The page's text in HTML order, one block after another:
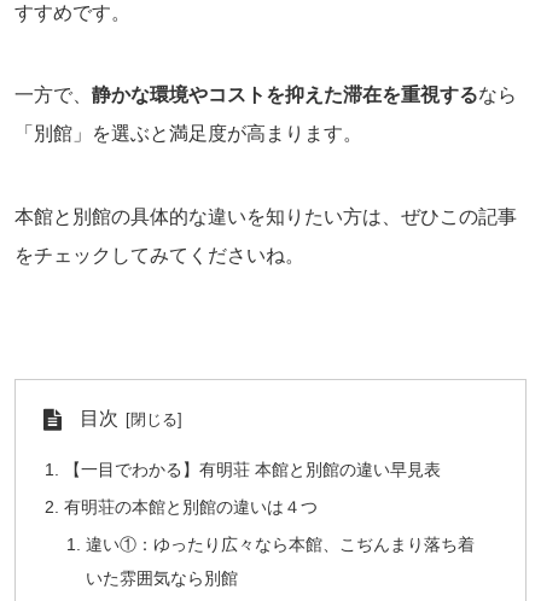
すすめです。
一方で、 静かな環境やコストを抑えた滞在を重視するなら
「別館」を選ぶと満足度が高まります。
本館と別館の具体的な違いを知りたい方は、ぜひこの記事
をチェックしてみてくださいね。
目次
【一目でわかる】有明荘 本館と別館の違い早見表
有明荘の本館と別館の違いは４つ
違い①：ゆったり広々なら本館、こぢんまり落ち着
いた雰囲気なら別館